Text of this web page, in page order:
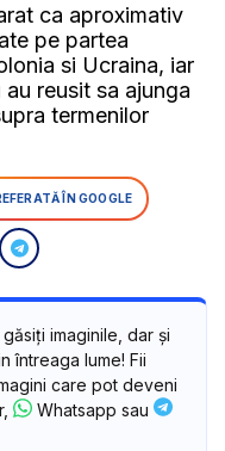
ca aproximativ
pe partea
si Ucraina, iar
reusit sa ajunga
termenilor
ÎN GOOGLE
găsiți imaginile, dar și
întreaga lume! Fii
care pot deveni
Whatsapp sau